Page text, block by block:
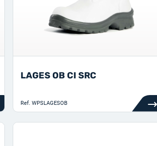
LAGES OB CI SRC
Ref. WPSLAGESOB